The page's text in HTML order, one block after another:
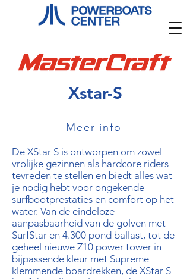
Xstar-S
Meer info
De XStar S is ontworpen om zowel
vrolijke gezinnen als hardcore riders
tevreden te stellen en biedt alles wat
je nodig hebt voor ongekende
surfbootprestaties en comfort op het
water. Van de eindeloze
aanpasbaarheid van de golven met
SurfStar en 4.300 pond ballast, tot de
geheel nieuwe Z10 power tower in
bijpassende kleur met Supreme
klemmende boardrekken, de XStar S